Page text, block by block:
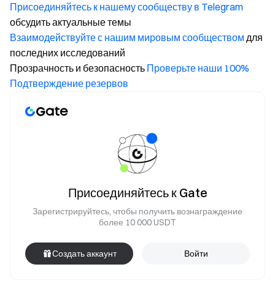
Присоединяйтесь к нашему сообществу в Telegram
обсудить актуальные темы
Взаимодействуйте с нашим мировым сообществом для
последних исследований
Прозрачность и безопасность Проверьте наши 100%
Подтверждение резервов
Присоединяйтесь к Gate
Зарегистрируйтесь, чтобы получить вознаграждение
более 10 000 USDT
Создать аккаунт Войти